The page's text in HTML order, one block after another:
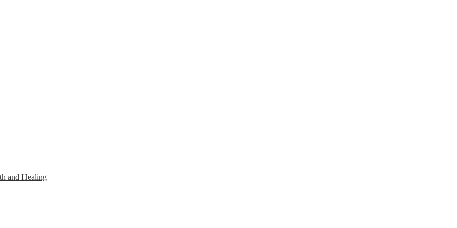
and Healing